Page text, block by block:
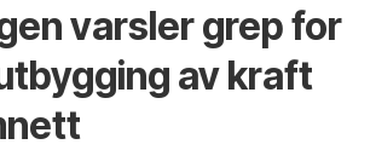
varsler grep for
av kraft